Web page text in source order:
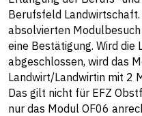
Berufsfeld
absolvierten
eine Bestätigung. Wird
abgeschlossen, wird das
Landwirt/Landwirtin mit 2
Das gilt nicht für EFZ
nur das Modul OF06